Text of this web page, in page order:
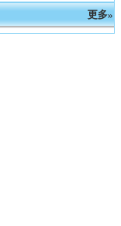
更多»